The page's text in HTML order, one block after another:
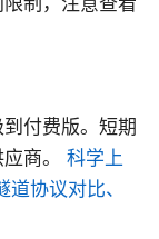
付费版。短期
商。 科学上
协议对比、